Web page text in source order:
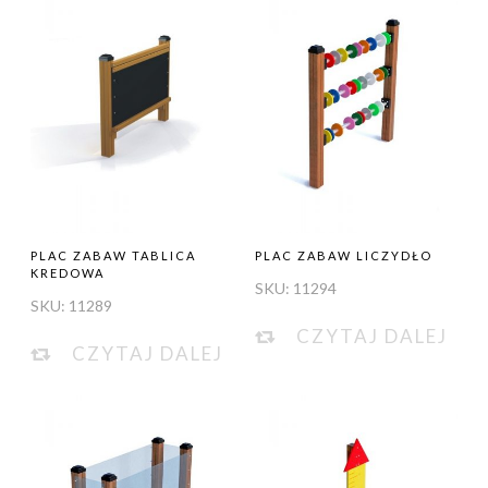
PLAC ZABAW TABLICA
KREDOWA
SKU: 11289
CZYTAJ DALEJ
PLAC ZABAW LICZYDŁO
SKU: 11294
CZYTAJ DALEJ